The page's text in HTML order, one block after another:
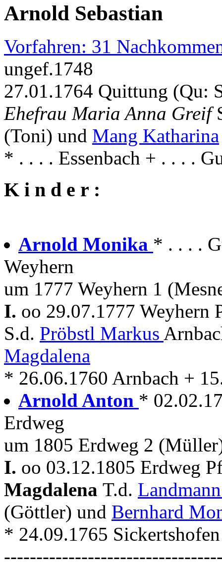
Arnold Sebastian
Vorfahren: 31
ungef.1748
27.01.1764 Quittung (Qu:
Ehefrau Maria Anna Greif
(Toni) und Mang Katharina
* . . . . Essenbach + . . . .
K i n d e r :
Arnold Monika * . . . .
Weyhern
um 1777 Weyhern 1
I. oo 29.07.1777 Weyhern
S.d. Pröbstl Markus
Magdalena
* 26.06.1760 Arnbach +
Arnold Anton *
Erdweg
um 1805 Erdweg 2
I. oo 03.12.1805 Erdweg
Magdalena T.d.
(Göttler) und Bernhard
* 24.09.1765